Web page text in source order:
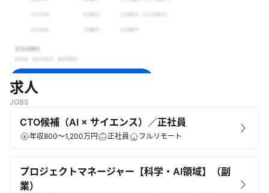
無料で登録して続きを見る
求人
JOBS
CTO候補（AI × サイエンス）／正社員
年収800～1,200万円 正社員 フルリモート
プロジェクトマネージャー【科学・AI領域】（副
業）